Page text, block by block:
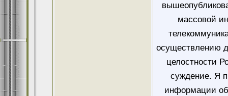
массовой
осуществлению
целостности
суждение. Я
информации